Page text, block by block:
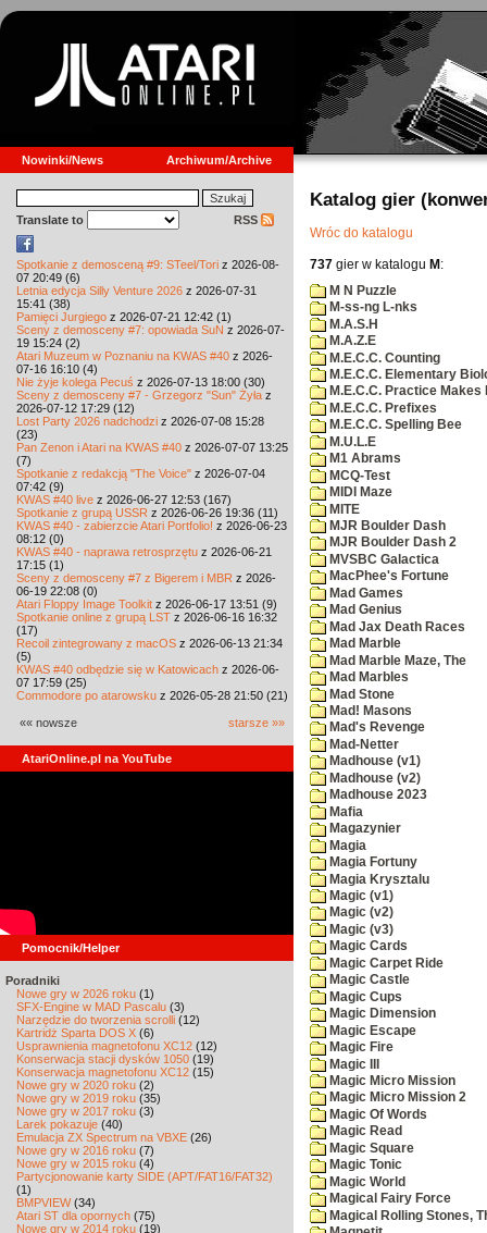
Nowinki/News Archiwum/Archive
Translate to RSS
Spotkanie z demosceną #9: STeel/Tori z 2026-08-
07 20:49 (6)
Letnia edycja Silly Venture 2026 z 2026-07-31
15:41 (38)
Pamięci Jurgiego z 2026-07-21 12:42 (1)
Sceny z demosceny #7: opowiada SuN z 2026-07-
19 15:24 (2)
Atari Muzeum w Poznaniu na KWAS #40 z 2026-
07-16 16:10 (4)
Nie żyje kolega Pecuś z 2026-07-13 18:00 (30)
Sceny z demosceny #7 - Grzegorz "Sun" Żyła z
2026-07-12 17:29 (12)
Lost Party 2026 nadchodzi z 2026-07-08 15:28
(23)
Pan Zenon i Atari na KWAS #40 z 2026-07-07 13:25
(7)
Spotkanie z redakcją "The Voice" z 2026-07-04
07:42 (9)
KWAS #40 live z 2026-06-27 12:53 (167)
Spotkanie z grupą USSR z 2026-06-26 19:36 (11)
KWAS #40 - zabierzcie Atari Portfolio! z 2026-06-23
08:12 (0)
KWAS #40 - naprawa retrosprzętu z 2026-06-21
17:15 (1)
Sceny z demosceny #7 z Bigerem i MBR z 2026-
06-19 22:08 (0)
Atari Floppy Image Toolkit z 2026-06-17 13:51 (9)
Spotkanie online z grupą LST z 2026-06-16 16:32
(17)
Recoil zintegrowany z macOS z 2026-06-13 21:34
(5)
KWAS #40 odbędzie się w Katowicach z 2026-06-
07 17:59 (25)
Commodore po atarowsku z 2026-05-28 21:50 (21)
«« nowsze starsze »»
AtariOnline.pl na YouTube
Pomocnik/Helper
Poradniki
Nowe gry w 2026 roku (1)
SFX-Engine w MAD Pascalu (3)
Narzędzie do tworzenia scrolli (12)
Kartridż Sparta DOS X (6)
Usprawnienia magnetofonu XC12 (12)
Konserwacja stacji dysków 1050 (19)
Konserwacja magnetofonu XC12 (15)
Nowe gry w 2020 roku (2)
Nowe gry w 2019 roku (35)
Nowe gry w 2017 roku (3)
Larek pokazuje (40)
Emulacja ZX Spectrum na VBXE (26)
Nowe gry w 2016 roku (7)
Nowe gry w 2015 roku (4)
Partycjonowanie karty SIDE (APT/FAT16/FAT32)
(1)
BMPVIEW(34)
Atari ST dla opornych (75)
Nowe gry w 2014 roku (19)
Katalog gier
Wróc do katalogu
737 gier w katalogu M :
M N Puzzle
M-ss-ng L-nks
M.A.S.H
M.A.Z.E
M.E.C.C. Counting
M.E.C.C. Elementary
M.E.C.C. Practice Makes
M.E.C.C. Prefixes
M.E.C.C. Spelling Bee
M.U.L.E
M1 Abrams
MCQ-Test
MIDI Maze
MITE
MJR Boulder Dash
MJR Boulder Dash 2
MVSBC Galactica
MacPhee's Fortune
Mad Games
Mad Genius
Mad Jax Death Races
Mad Marble
Mad Marble Maze, The
Mad Marbles
Mad Stone
Mad! Masons
Mad's Revenge
Mad-Netter
Madhouse (v1)
Madhouse (v2)
Madhouse 2023
Mafia
Magazynier
Magia
Magia Fortuny
Magia Krysztalu
Magic (v1)
Magic (v2)
Magic (v3)
Magic Cards
Magic Carpet Ride
Magic Castle
Magic Cups
Magic Dimension
Magic Escape
Magic Fire
Magic III
Magic Micro Mission
Magic Micro Mission 2
Magic Of Words
Magic Read
Magic Square
Magic Tonic
Magic World
Magical Fairy Force
Magical Rolling Stones,